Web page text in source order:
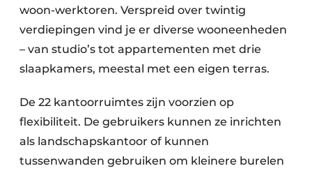
woon-werktoren. Verspreid over twintig
verdiepingen vind je er diverse wooneenheden
– van studio’s tot appartementen met drie
slaapkamers, meestal met een eigen terras.
De 22 kantoorruimtes zijn voorzien op
flexibiliteit. De gebruikers kunnen ze inrichten
als landschapskantoor of kunnen
tussenwanden gebruiken om kleinere burelen